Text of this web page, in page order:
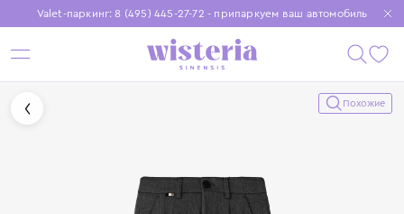
Valet-паркинг: 8 (495) 445-27-72 - припаркуем ваш автомобиль
Бесплатная доставка при заказе от 15 000 ₽
Установите приложение, чтобы покупки были еще удобнее
Похожие